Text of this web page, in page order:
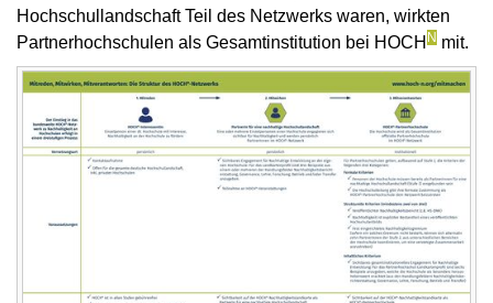
Hochschullandschaft Teil des Netzwerks waren, wirkten
Partnerhochschulen als Gesamtinstitution bei HOCH N mit.